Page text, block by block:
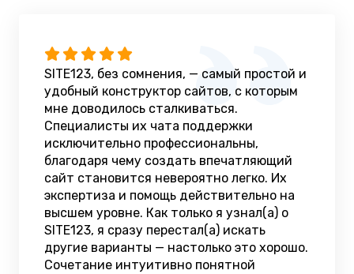
SITE123, без сомнения, — самый простой и
удобный конструктор сайтов, с которым
мне доводилось сталкиваться.
Специалисты их чата поддержки
исключительно профессиональны,
благодаря чему создать впечатляющий
сайт становится невероятно легко. Их
экспертиза и помощь действительно на
высшем уровне. Как только я узнал(а) о
SITE123, я сразу перестал(а) искать
другие варианты — настолько это хорошо.
Сочетание интуитивно понятной